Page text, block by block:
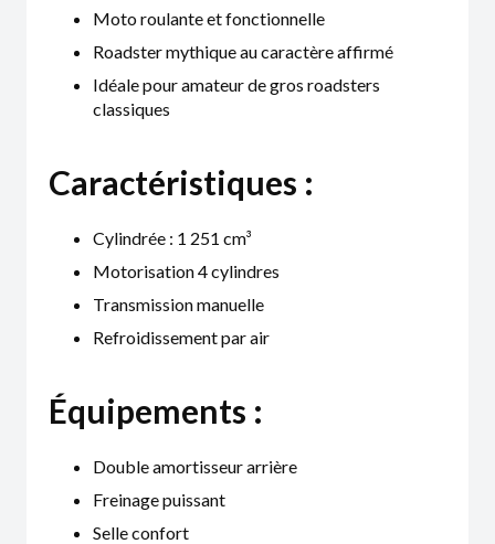
Moto roulante et fonctionnelle
Roadster mythique au caractère affirmé
Idéale pour amateur de gros roadsters
classiques
Caractéristiques :
Cylindrée : 1 251 cm³
Motorisation 4 cylindres
Transmission manuelle
Refroidissement par air
Équipements :
Double amortisseur arrière
Freinage puissant
Selle confort